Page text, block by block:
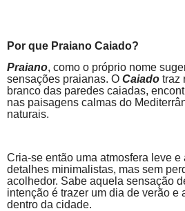
Por que Praiano Caiado?
Praiano, como o próprio nome
sensações praianas. O Caiado traz
branco das paredes caiadas,
nas paisagens calmas do
naturais.
Cria-se então uma atmosfera leve
detalhes minimalistas, mas sem
acolhedor. Sabe aquela sensação
intenção é trazer um dia de verão e
dentro da cidade.